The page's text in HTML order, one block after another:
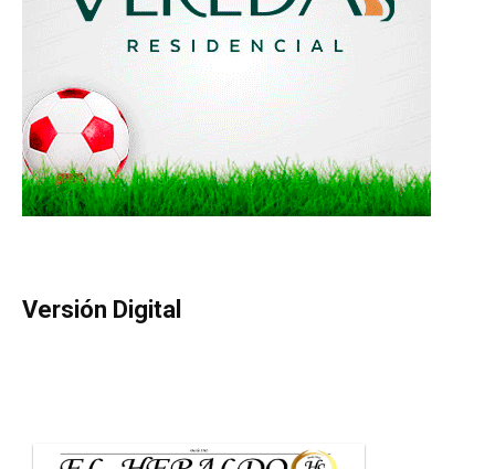
Versión Digital